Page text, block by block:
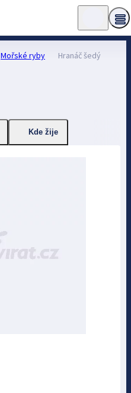
Mořské ryby Hranáč šedý
Kde žije